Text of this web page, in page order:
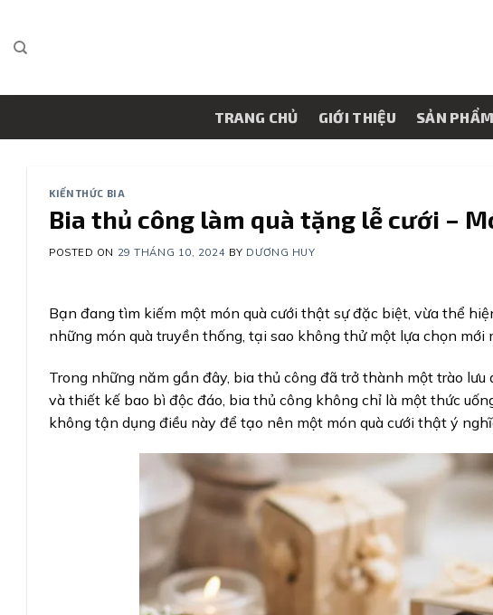
content
TRANG CHỦ GIỚI THIỆU SẢN PHẨM
KIẾN THỨC BIA
Bia thủ công làm quà tặng lễ cưới –
POSTED ON 29 THÁNG 10, 2024 BY DƯƠNG HUY
Bạn đang tìm kiếm một món quà cưới thật sự đặc biệt, vừa thể
những món quà truyền thống, tại sao không thử một lựa chọn mới
Trong những năm gần đây, bia thủ công đã trở thành một trào
và thiết kế bao bì độc đáo, bia thủ công không chỉ là một thức
không tận dụng điều này để tạo nên một món quà cưới thật ý